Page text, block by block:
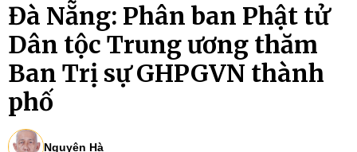
Đà Nẵng: Phân ban Phật tử
Dân tộc Trung ương thăm
Ban Trị sự GHPGVN thành
phố
Nguyên Hà